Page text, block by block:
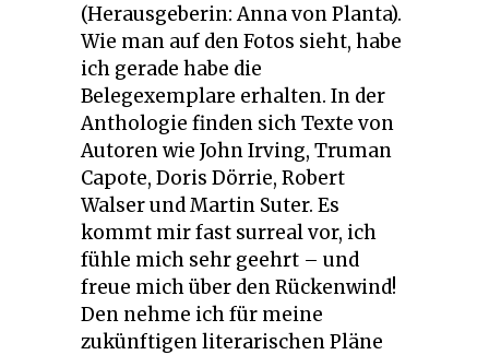
(Herausgeberin: Anna von Planta).
Wie man auf den Fotos sieht, habe
ich gerade habe die
Belegexemplare erhalten. In der
Anthologie finden sich Texte von
Autoren wie John Irving, Truman
Capote, Doris Dörrie, Robert
Walser und Martin Suter. Es
kommt mir fast surreal vor, ich
fühle mich sehr geehrt – und
freue mich über den Rückenwind!
Den nehme ich für meine
zukünftigen literarischen Pläne